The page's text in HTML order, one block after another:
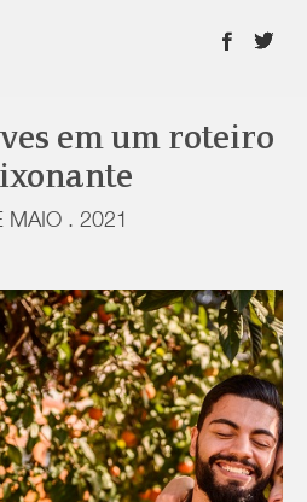
em um roteiro
MAIO . 2021